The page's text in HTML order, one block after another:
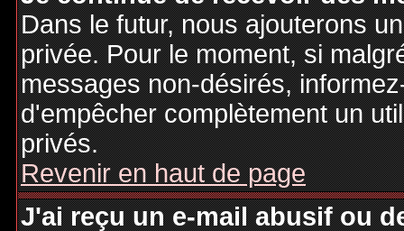
Dans le futur, nous ajouterons
privée. Pour le moment, si
messages non-désirés,
d'empêcher complètement un
privés.
Revenir en haut de page
J'ai reçu un e-mail abusif ou